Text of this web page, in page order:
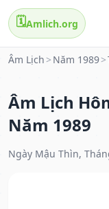
🗓️Amlich.org
Âm Lịch > Năm 1989>
Âm Lịch
Năm 1989
Ngày Mậu Thìn,